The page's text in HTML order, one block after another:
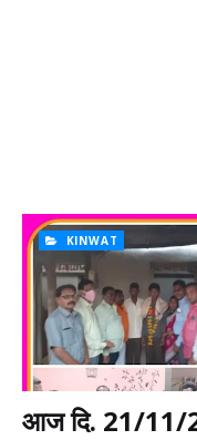
KINWAT
आज दि. 21/11/